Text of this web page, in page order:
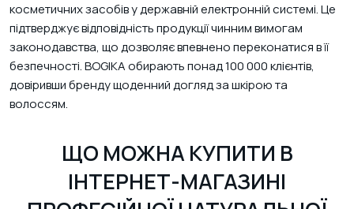
косметичних засобів у державній електронній системі. Це
підтверджує відповідність продукції чинним вимогам
законодавства, що дозволяє впевнено переконатися в її
безпечності. BOGIKA обирають понад 100 000 клієнтів,
довіривши бренду щоденний догляд за шкірою та
волоссям.
ЩО МОЖНА КУПИТИ В
ІНТЕРНЕТ-МАГАЗИНІ